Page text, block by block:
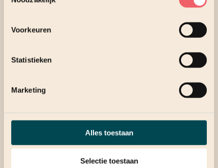
Voorkeuren
Statistieken
Marketing
Alles toestaan
Selectie toestaan
Beheer op afstand eenvoudig door Intel vPro® en 13th
Gen Intel® Core™ processors
Slimmer
gaandeweg
Duurzamere devices die
voldoen aan uw
veiligheidseisen